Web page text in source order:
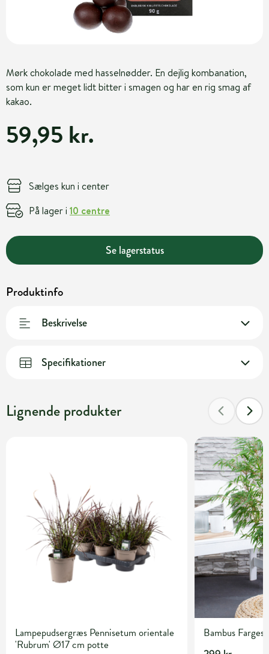
Mørk chokolade med hasselnødder. En dejlig kombanation,
som kun er meget lidt bitter i smagen og har en rig smag af
kakao.
59,95 kr.
Sælges kun i center
På lager i 10 centre
Se lagerstatus
Produktinfo
Beskrivelse
Specifikationer
Lignende produkter
Lampepudsergræs Pennisetum orientale
'Rubrum' Ø17 cm potte
Bambus